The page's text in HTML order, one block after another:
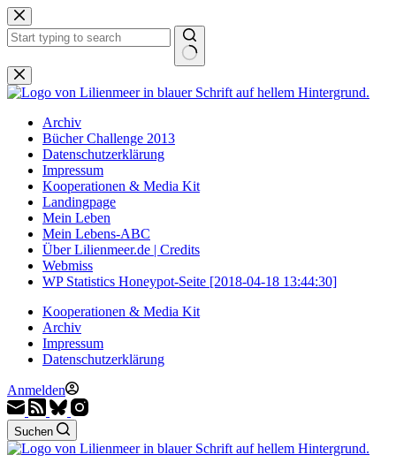
Zum
Inhalt
springen
Keine
Ergebnisse
Archiv
Bücher Challenge 2013
Datenschutzerklärung
Impressum
Kooperationen & Media Kit
Landingpage
Mein Leben
Mein Lebens-ABC
Über Lilienmeer.de | Credits
Webmiss
WP Statistics Honeypot-Seite [2018-04-18 13:44:30]
Kooperationen & Media Kit
Archiv
Impressum
Datenschutzerklärung
Anmelden
Suchen